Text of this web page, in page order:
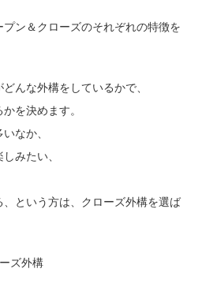
ン＆クローズのそれぞれの特徴を
んな外構をしているかで、
を決めます。
なか、
みたい、
という方は、クローズ外構を選ば
ズ外構